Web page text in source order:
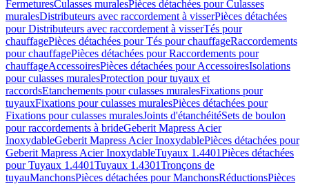
FermeturesCulasses muralesPièces détachées pour Culasses
muralesDistributeurs avec raccordement à visserPièces détachées
pour Distributeurs avec raccordement à visserTés pour
chauffagePièces détachées pour Tés pour chauffageRaccordements
pour chauffagePièces détachées pour Raccordements pour
chauffageAccessoiresPièces détachées pour AccessoiresIsolations
pour culasses muralesProtection pour tuyaux et
raccordsEtanchements pour culasses muralesFixations pour
tuyauxFixations pour culasses muralesPièces détachées pour
Fixations pour culasses muralesJoints d'étanchéitéSets de boulon
pour raccordements à brideGeberit Mapress Acier
InoxydableGeberit Mapress Acier InoxydablePièces détachées pour
Geberit Mapress Acier InoxydableTuyaux 1.4401Pièces détachées
pour Tuyaux 1.4401Tuyaux 1.4301Tronçons de
tuyauManchonsPièces détachées pour ManchonsRéductionsPièces